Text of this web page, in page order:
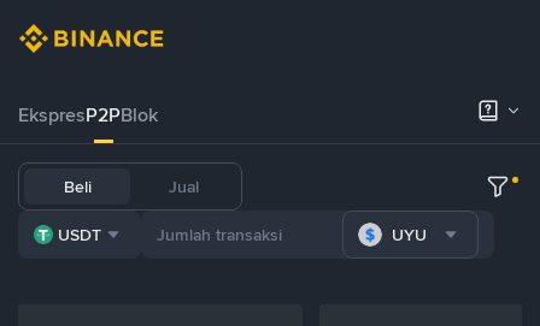
EkspresP2PBlok
Beli Jual
USDT UYU